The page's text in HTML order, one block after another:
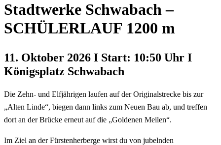
Stadtwerke Schwabach –
SCHÜLERLAUF 1200 m
11. Oktober 2026 I Start: 10:50 Uhr I
Königsplatz Schwabach
Die Zehn- und Elfjährigen laufen auf der Originalstrecke bis zur
„Alten Linde“, biegen dann links zum Neuen Bau ab, und treffen
dort an der Brücke erneut auf die „Goldenen Meilen“.
Im Ziel an der Fürstenherberge wirst du von jubelnden